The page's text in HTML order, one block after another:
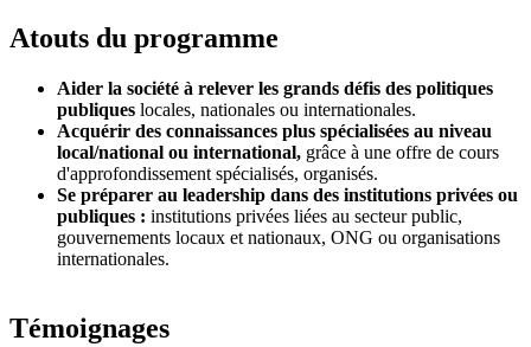
Atouts du programme
Aider la société à relever les grands défis des politiques
publiques locales, nationales ou internationales.
Acquérir des connaissances plus spécialisées au niveau
local/national ou international, grâce à une offre de cours
d'approfondissement spécialisés, organisés.
Se préparer au leadership dans des institutions privées ou
publiques : institutions privées liées au secteur public,
gouvernements locaux et nationaux, ONG ou organisations
internationales.
Témoignages